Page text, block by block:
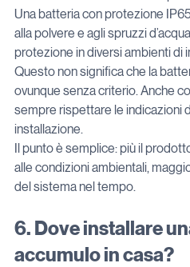
Una batteria con protezione
alla polvere e agli spruzzi
protezione in diversi ambienti di
Questo non significa che la
ovunque senza criterio. Anche
sempre rispettare le indicazioni
installazione.
Il punto è semplice: più il
alle condizioni ambientali,
del sistema nel tempo.
6. Dove installare
accumulo in casa?